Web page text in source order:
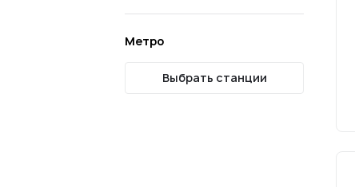
Метро
Выбрать станции